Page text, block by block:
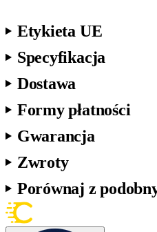
Etykieta UE
Specyfikacja
Dostawa
Formy płatności
Gwarancja
Zwroty
Porównaj z